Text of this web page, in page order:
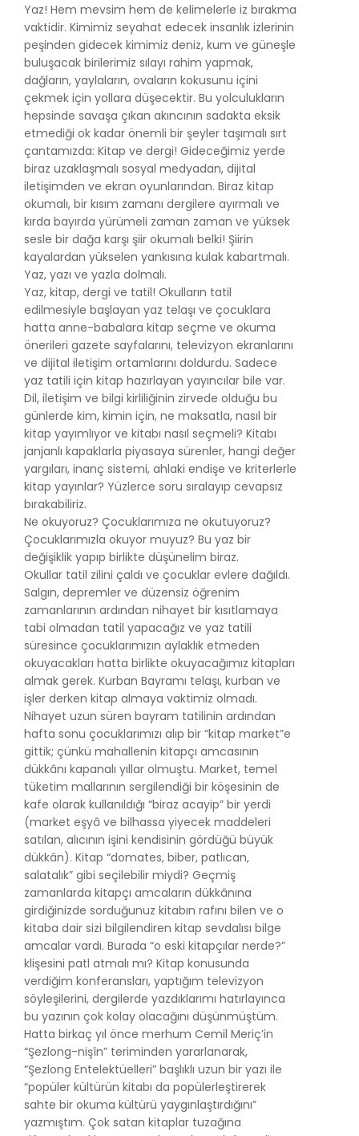
Yaz! Hem mevsim hem de kelimelerle iz bırakma
vaktidir. Kimimiz seyahat edecek insanlık izlerinin
peşinden gidecek kimimiz deniz, kum ve güneşle
buluşacak birilerimiz sılayı rahim yapmak,
dağların, yaylaların, ovaların kokusunu içini
çekmek için yollara düşecektir. Bu yolculukların
hepsinde savaşa çıkan akıncının sadakta eksik
etmediği ok kadar önemli bir şeyler taşımalı sırt
çantamızda: Kitap ve dergi! Gideceğimiz yerde
biraz uzaklaşmalı sosyal medyadan, dijital
iletişimden ve ekran oyunlarından. Biraz kitap
okumalı, bir kısım zamanı dergilere ayırmalı ve
kırda bayırda yürümeli zaman zaman ve yüksek
sesle bir dağa karşı şiir okumalı belki! Şiirin
kayalardan yükselen yankısına kulak kabartmalı.
Yaz, yazı ve yazla dolmalı.
Yaz, kitap, dergi ve tatil! Okulların tatil
edilmesiyle başlayan yaz telaşı ve çocuklara
hatta anne-babalara kitap seçme ve okuma
önerileri gazete sayfalarını, televizyon ekranlarını
ve dijital iletişim ortamlarını doldurdu. Sadece
yaz tatili için kitap hazırlayan yayıncılar bile var.
Dil, iletişim ve bilgi kirliliğinin zirvede olduğu bu
günlerde kim, kimin için, ne maksatla, nasıl bir
kitap yayımlıyor ve kitabı nasıl seçmeli? Kitabı
janjanlı kapaklarla piyasaya sürenler, hangi değer
yargıları, inanç sistemi, ahlaki endişe ve kriterlerle
kitap yayınlar? Yüzlerce soru sıralayıp cevapsız
bırakabiliriz.
Ne okuyoruz? Çocuklarımıza ne okutuyoruz?
Çocuklarımızla okuyor muyuz? Bu yaz bir
değişiklik yapıp birlikte düşünelim biraz.
Okullar tatil zilini çaldı ve çocuklar evlere dağıldı.
Salgın, depremler ve düzensiz öğrenim
zamanlarının ardından nihayet bir kısıtlamaya
tabi olmadan tatil yapacağız ve yaz tatili
süresince çocuklarımızın aylaklık etmeden
okuyacakları hatta birlikte okuyacağımız kitapları
almak gerek. Kurban Bayramı telaşı, kurban ve
işler derken kitap almaya vaktimiz olmadı.
Nihayet uzun süren bayram tatilinin ardından
hafta sonu çocuklarımızı alıp bir “kitap market”e
gittik; çünkü mahallenin kitapçı amcasının
dükkânı kapanalı yıllar olmuştu. Market, temel
tüketim mallarının sergilendiği bir köşesinin de
kafe olarak kullanıldığı “biraz acayip” bir yerdi
(market eşyâ ve bilhassa yiyecek maddeleri
satılan, alıcının işini kendisinin gördüğü büyük
dükkân). Kitap “domates, biber, patlıcan,
salatalık” gibi seçilebilir miydi? Geçmiş
zamanlarda kitapçı amcaların dükkânına
girdiğinizde sorduğunuz kitabın rafını bilen ve o
kitaba dair sizi bilgilendiren kitap sevdalısı bilge
amcalar vardı. Burada “o eski kitapçılar nerde?”
klişesini patl atmalı mı? Kitap konusunda
verdiğim konferansları, yaptığım televizyon
söyleşilerini, dergilerde yazdıklarımı hatırlayınca
bu yazının çok kolay olacağını düşünmüştüm.
Hatta birkaç yıl önce merhum Cemil Meriç’in
“Şezlong-nişîn” teriminden yararlanarak,
“Şezlong Entelektüelleri” başlıklı uzun bir yazı ile
“popüler kültürün kitabı da popülerleştirerek
sahte bir okuma kültürü yaygınlaştırdığını”
yazmıştım. Çok satan kitaplar tuzağına